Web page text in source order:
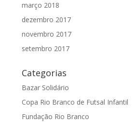
março 2018
dezembro 2017
novembro 2017
setembro 2017
Categorias
Bazar Solidário
Copa Rio Branco de Futsal Infantil
Fundação Rio Branco